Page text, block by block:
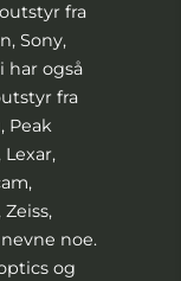
fra
Sony,
har også
fra
Peak
noe.
og